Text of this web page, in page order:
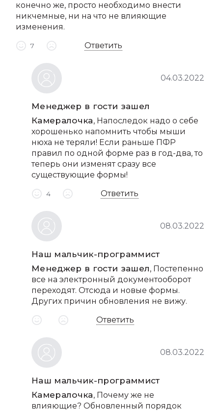
конечно же, просто необходимо внести
никчемные, ни на что не влияющие
изменения.
7 Ответить
Менеджер в гости зашел
04.03.2022
Камералочка, Напоследок надо о себе
хорошенько напомнить чтобы мыши
нюха не теряли! Если раньше ПФР
правил по одной форме раз в год-два, то
теперь они изменят сразу все
существующие формы!
4 Ответить
Наш мальчик-программист
08.03.2022
Менеджер в гости зашел, Постепенно
все на электронный документооборот
переходят. Отсюда и новые формы.
Других причин обновления не вижу.
Ответить
Наш мальчик-программист
08.03.2022
Камералочка, Почему же не
влияющие? Обновленный порядок